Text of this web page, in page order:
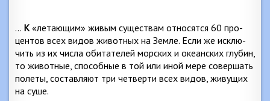
… К«летающим» живым существам относятся 60 про­
центов всех видов животных на Земле. Если же исклю­
чить из их числа обитателей морских и океанских глу­бин,
то животные, способные в той или иной мере со­вершать
полеты, составляют три четверти всех видов, живущих
на суше.